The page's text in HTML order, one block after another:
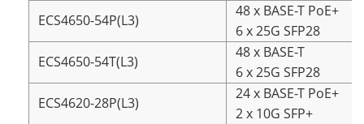
ECS4650-54P(L3)
48 x BASE-T PoE+
6 x 25G SFP28
ECS4650-54T(L3)
48 x BASE-T
6 x 25G SFP28
ECS4620-28P(L3)
24 x BASE-T PoE+
2 x 10G SFP+